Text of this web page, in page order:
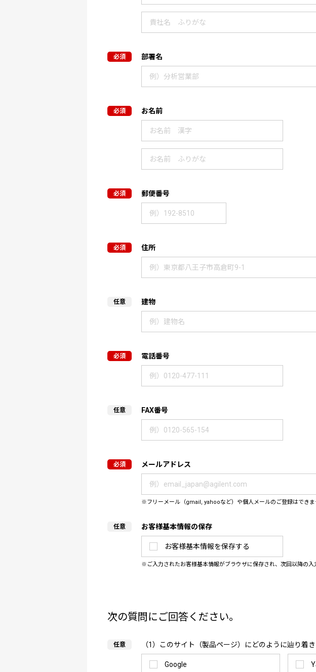
部署名
お名前
郵便番号
住所
建物
電話番号
FAX番号
メールアドレス
フリーメール（gmail, yahooなど）や個人メールのご登録はでき
お客様基本情報の保存
お客様基本情報を保存する
ご入力されたお客様基本情報がブラウザに保存され、次回以降の入
次の質問にご回答ください。
（1）このサイト（製品ページ）にどのように辿り着き
Google